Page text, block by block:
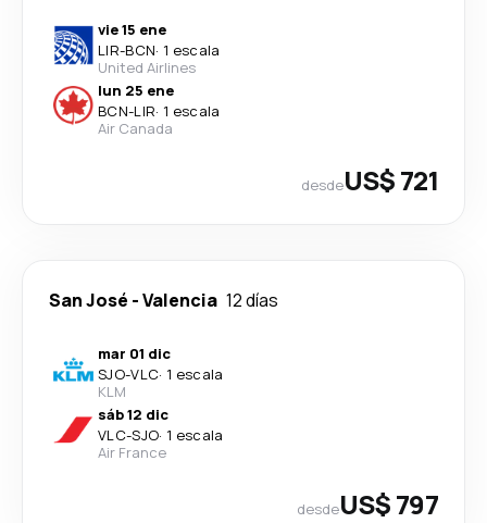
vie 15 ene
LIR-BCN· 1 escala
United Airlines
lun 25 ene
BCN-LIR· 1 escala
Air Canada
desdeUS$ 721
San José -Valencia 12 días
mar 01 dic
SJO-VLC· 1 escala
KLM
sáb 12 dic
VLC-SJO· 1 escala
Air France
desdeUS$ 797